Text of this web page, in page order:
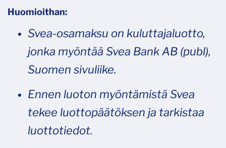
Huomioithan:
Svea-osamaksu on kuluttajaluotto,
jonka myöntää Svea Bank AB (publ),
Suomen sivuliike.
Ennen luoton myöntämistä Svea
tekee luottopäätöksen ja tarkistaa
luottotiedot.